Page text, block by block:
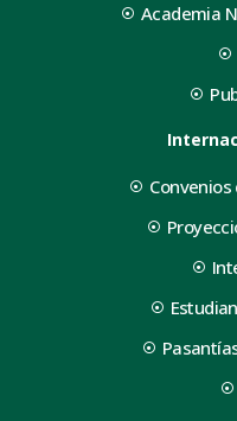
Academia